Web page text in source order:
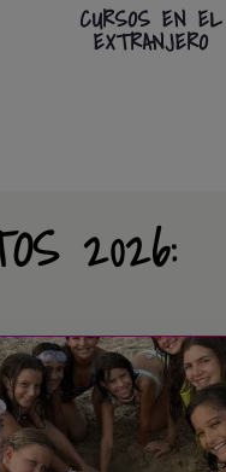
CURSOS EN EL
EXTRANJERO
2026: